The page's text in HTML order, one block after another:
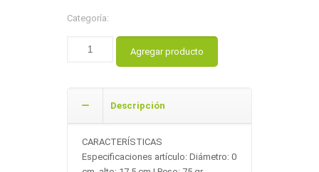
Categoría:
Agregar producto
Descripción
CARACTERÍSTICAS
Especificaciones artículo: Diámetro: 0